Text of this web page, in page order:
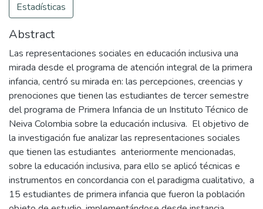
Estadísticas
Abstract
Las representaciones sociales en educación inclusiva una
mirada desde el programa de atención integral de la primera
infancia, centró su mirada en: las percepciones, creencias y
prenociones que tienen las estudiantes de tercer semestre
del programa de Primera Infancia de un Instituto Técnico de
Neiva Colombia sobre la educación inclusiva. El objetivo de
la investigación fue analizar las representaciones sociales
que tienen las estudiantes anteriormente mencionadas,
sobre la educación inclusiva, para ello se aplicó técnicas e
instrumentos en concordancia con el paradigma cualitativo, a
15 estudiantes de primera infancia que fueron la población